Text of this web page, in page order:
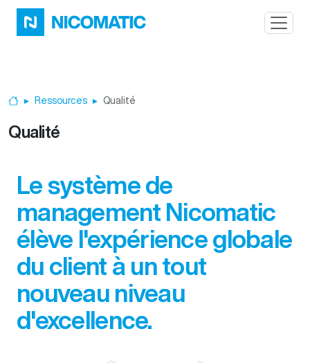
Aller au contenu principal
Accueil
Ressources Qualité
Qualité
Le système de
management Nicomatic
élève l'expérience globale
du client à un tout
nouveau niveau
d'excellence.